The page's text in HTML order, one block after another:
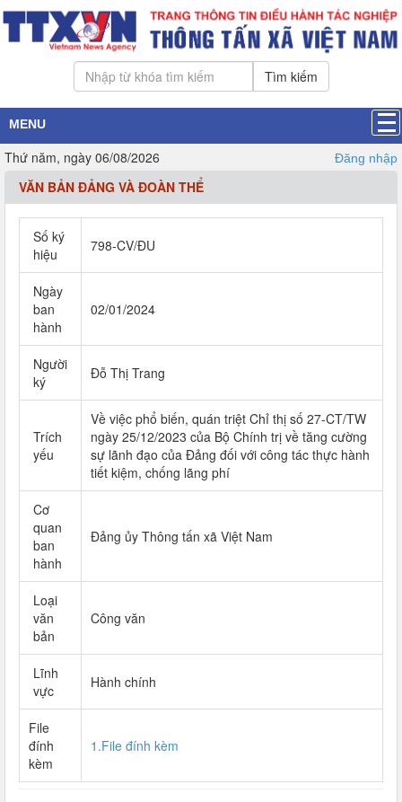
Tìm kiếm
MENU
Thứ năm, ngày 06/08/2026 Đăng nhập
VĂN BẢN ĐẢNG VÀ ĐOÀN THỂ
Số ký
hiệu
798-CV/ĐU
Ngày
ban
hành
02/01/2024
Người
ký
Đỗ Thị Trang
Trích
yếu
Về việc phổ biến, quán triệt Chỉ thị số 27-CT/TW
ngày 25/12/2023 của Bộ Chính trị về tăng cường
sự lãnh đạo của Đảng đối với công tác thực hành
tiết kiệm, chống lãng phí
Cơ
quan
ban
hành
Đảng ủy Thông tấn xã Việt Nam
Loại
văn
bản
Công văn
Lĩnh
vực
Hành chính
File
đính
kèm
1.File đính kèm